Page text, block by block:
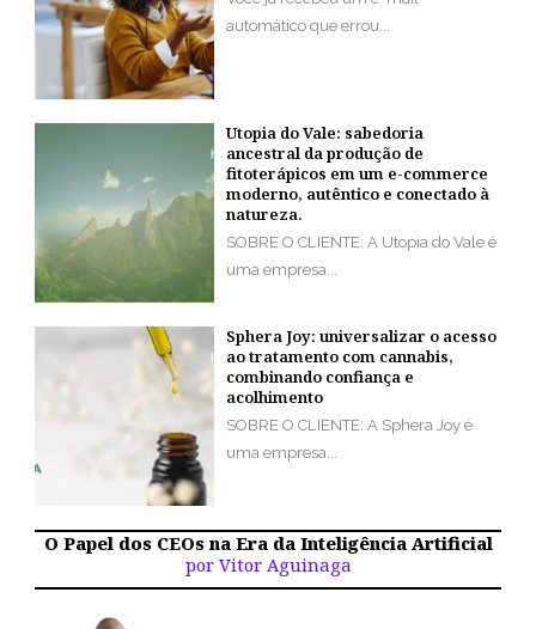
automático que errou...
Utopia do Vale: sabedoria
ancestral da produção de
fitoterápicos em um e-commerce
moderno, autêntico e conectado à
natureza.
SOBRE O CLIENTE: A Utopia do Vale é
uma empresa...
Sphera Joy: universalizar o acesso
ao tratamento com cannabis,
combinando confiança e
acolhimento
SOBRE O CLIENTE: A Sphera Joy é
uma empresa...
O Papel dos CEOs na Era da Inteligência Artificial
por Vitor Aguinaga